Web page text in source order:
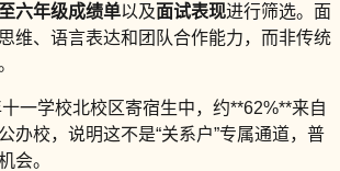
六年级成绩单以及面试表现进行筛选。面
维、语言表达和团队合作能力，而非传统
一学校北校区寄宿生中，约**62%**来自
办校，说明这不是“关系户”专属通道，普
会。